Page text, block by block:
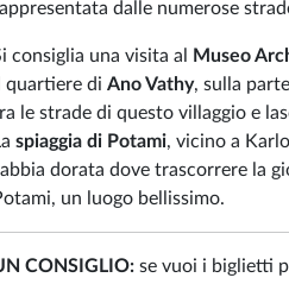
dalle numerose
consiglia una visita al Museo
Il quartiere di Ano Vathy, sulla
le strade di questo villaggio e
spiaggia di Potami, vicino a
dorata dove trascorrere la
un luogo bellissimo.
CONSIGLIO: se vuoi i biglietti